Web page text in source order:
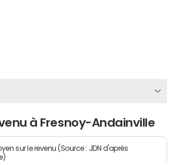
à Fresnoy-Andainville
sur le revenu (Source : JDN d'après